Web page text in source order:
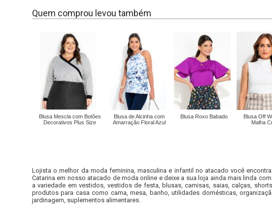
Quem comprou levou também
Blusa Mescla com Botões
Decorativos Plus Size
Blusa de Alcinha com
Amarração Floral Azul
Blusa Roxo Babado
Blusa Off
Malha
Lojista o melhor da moda feminina, masculina e infantil no atacado você
Catarina em nosso atacado de moda online e deixe a sua loja ainda mais linda
a variedade em vestidos, vestidos de festa, blusas, camisas, saias, calças,
produtos para casa como cama, mesa, banho, utilidades domésticas,
jardinagem, suplementos alimentares.